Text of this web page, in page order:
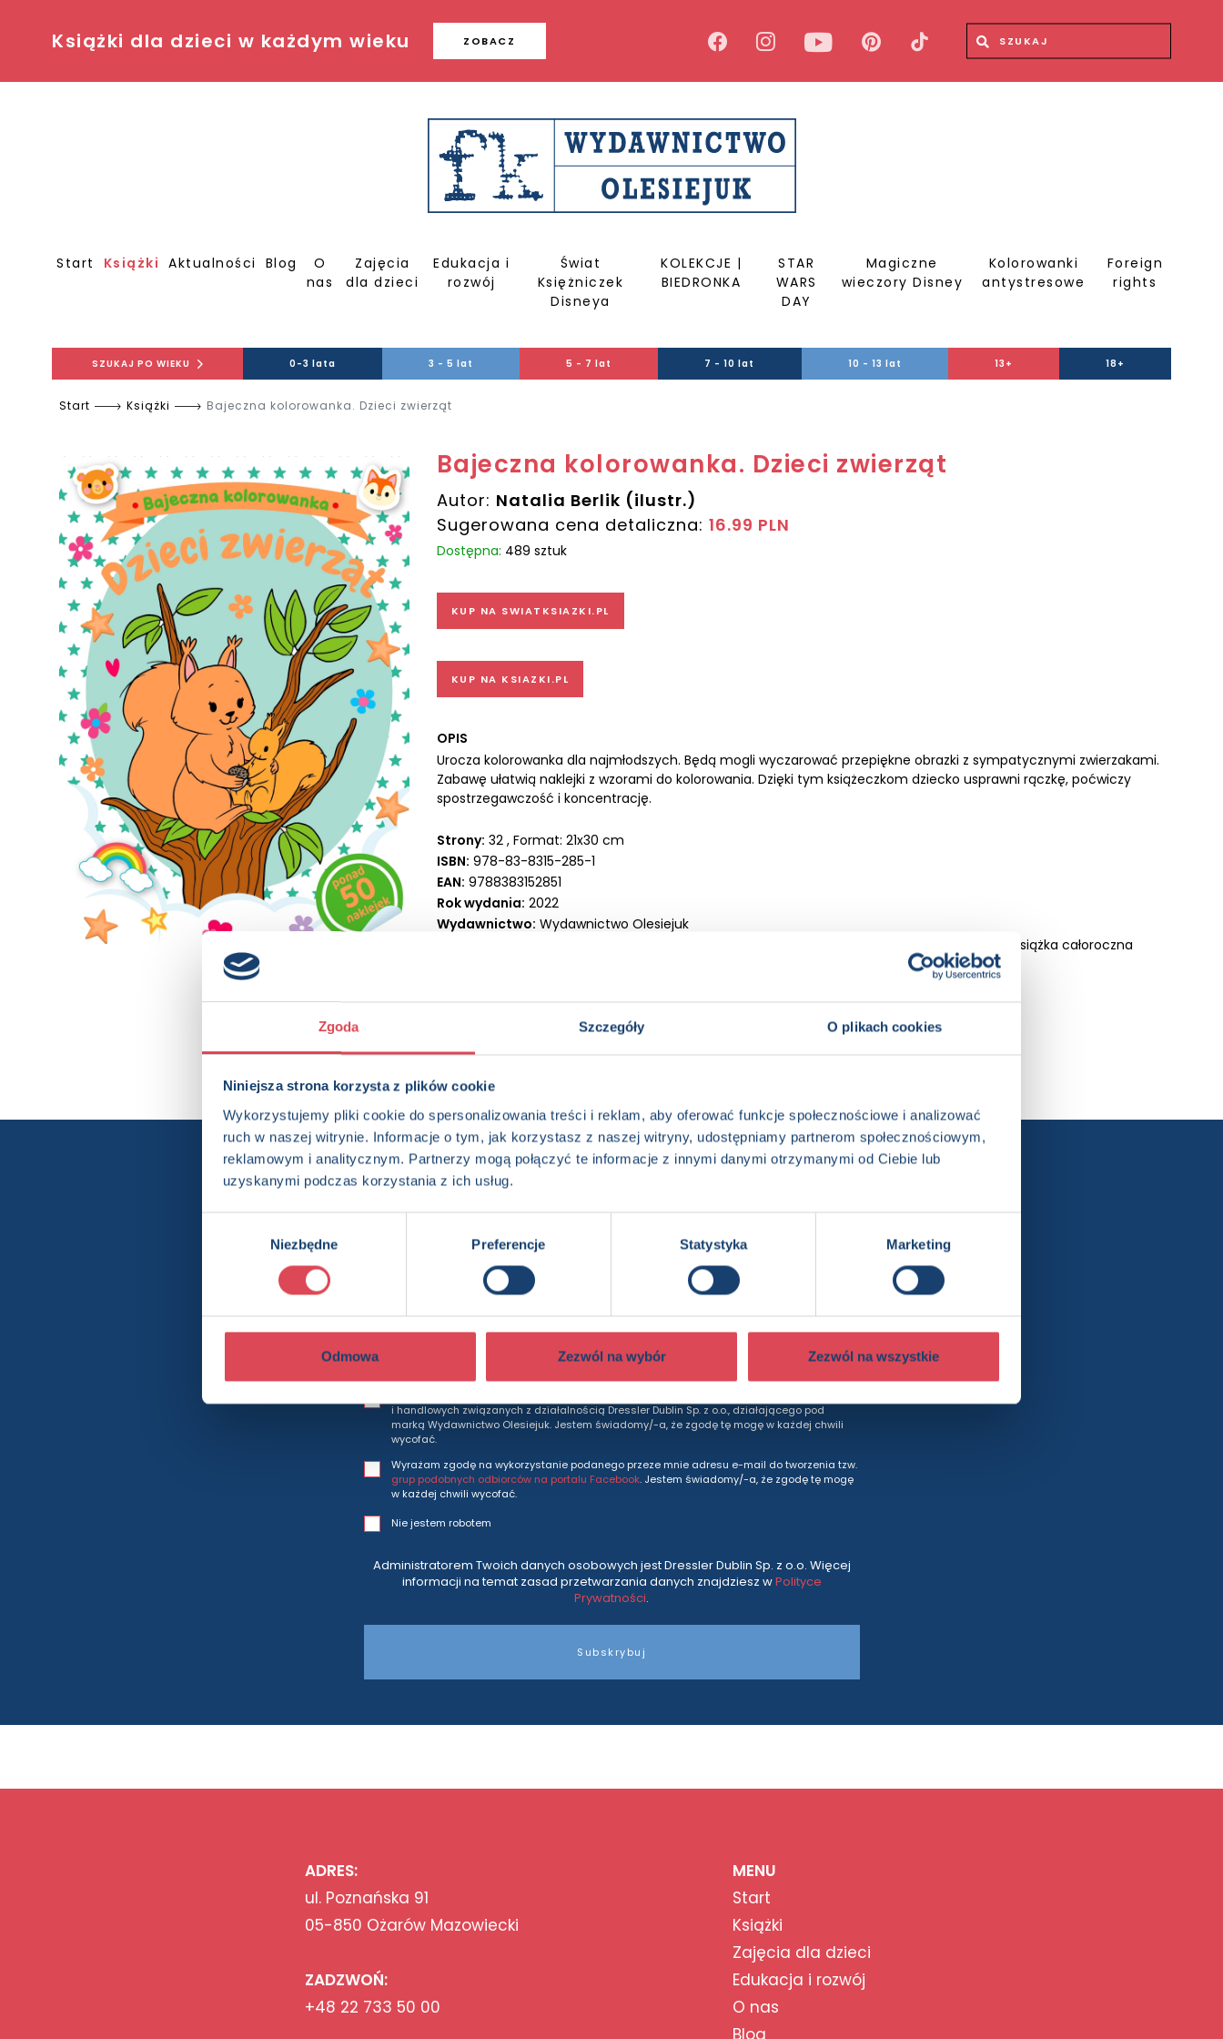
Zgoda Szczegóły O plikach cookies
Niniejsza strona korzysta z plików cookie
Wykorzystujemy pliki cookie do spersonalizowania treści i reklam, aby oferować funkcje społecznościowe i analizować
ruch w naszej witrynie. Informacje o tym, jak korzystasz z naszej witryny, udostępniamy partnerom społecznościowym,
reklamowym i analitycznym. Partnerzy mogą połączyć te informacje z innymi danymi otrzymanymi od Ciebie lub
uzyskanymi podczas korzystania z ich usług.
Niezbędne Preferencje Statystyka Marketing
Odmowa Zezwól na wybór Zezwól na wszystkie
Książki dla dzieci w każdym wieku ZOBACZ Wyszukiwana fraza
Start Książki Aktualności Blog
O
nas
Zajęcia
dla dzieci
Edukacja i
rozwój
Świat
Księżniczek
Disneya
KOLEKCJE |
BIEDRONKA
STAR
WARS
DAY
Magiczne
wieczory Disney
Kolorowanki
antystresowe
Foreign
rights
SZUKAJ PO WIEKU 0-3 lata 3 - 5 lat 5 - 7 lat 7 - 10 lat 10 - 13 lat 13+ 18+
Start Książki Bajeczna kolorowanka. Dzieci zwierząt
Bajeczna kolorowanka. Dzieci zwierząt
Autor: Natalia Berlik (ilustr.)
Sugerowana cena detaliczna: 16.99 PLN
Dostępna: 489 sztuk
KUP NA SWIATKSIAZKI.PL
KUP NA KSIAZKI.PL
OPIS
Urocza kolorowanka dla najmłodszych. Będą mogli wyczarować przepiękne obrazki z sympatycznymi zwierzakami.
Zabawę ułatwią naklejki z wzorami do kolorowania. Dzięki tym książeczkom dziecko usprawni rączkę, poćwiczy
spostrzegawczość i koncentrację.
Strony: 32 , Format: 21x30 cm
ISBN: 978-83-8315-285-1
EAN: 9788383152851
Rok wydania: 2022
Wydawnictwo: Wydawnictwo Olesiejuk
3+, Dzieci (0-12), Aktywizacja, Kolorowanka, Książka z naklejkami, Książka w serii, Książka całoroczna
Chcesz wiedzieć więcej? Zapisz się do newslettera
Będziesz otrzymywać wszytkie nasze nowości i oferty
prosto do Twojej skrzynki odbiorczej.
Adres e-mail
i handlowych związanych z działalnością Dressler Dublin Sp. z o.o., działającego pod
marką Wydawnictwo Olesiejuk. Jestem świadomy/-a, że zgodę tę mogę w każdej chwili
wycofać.
Wyrażam zgodę na wykorzystanie podanego przeze mnie adresu e-mail do tworzenia tzw.
grup podobnych odbiorców na portalu Facebook. Jestem świadomy/-a, że zgodę tę mogę
w każdej chwili wycofać.
Nie jestem robotem
Administratorem Twoich danych osobowych jest Dressler Dublin Sp. z o.o. Więcej
informacji na temat zasad przetwarzania danych znajdziesz wPolityce
Prywatności.
Subskrybuj
ADRES:
ul. Poznańska 91
05-850 Ożarów Mazowiecki
ZADZWOŃ:
+48 22 733 50 00
MENU
Start
Książki
Zajęcia dla dzieci
Edukacja i rozwój
O nas
Blog